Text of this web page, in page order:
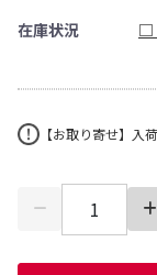
在庫状況 □
【お取り寄せ】入